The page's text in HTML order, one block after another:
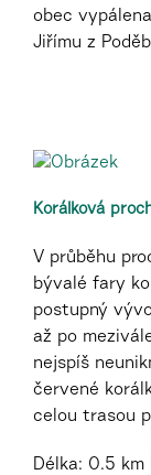
obec
Jiřímu z
Korálková
V průběhu
bývalé fary
postupný
až po
nejspíš
červené
celou trasou
Délka: 0.5 km